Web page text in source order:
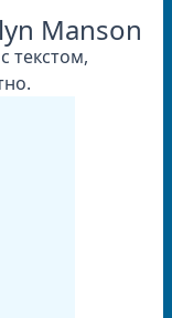
Manson
текстом,